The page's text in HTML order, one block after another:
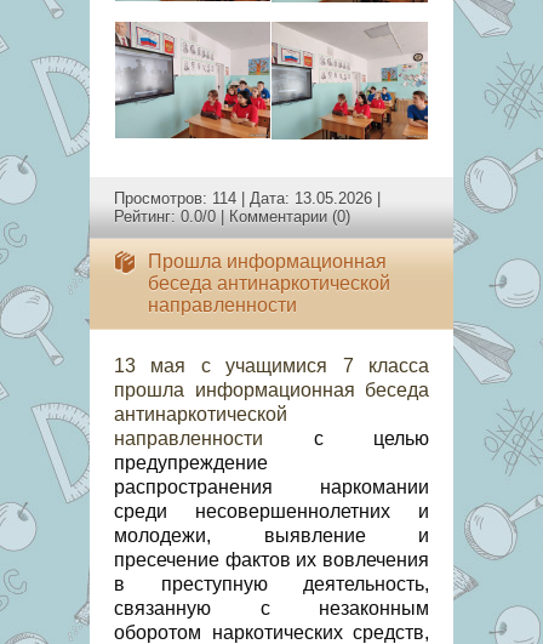
Просмотров: 114 | Дата: 13.05.2026
Рейтинг: 0.0/0 |
Комментарии (0)
Прошла информационная
беседа антинаркотической
направленности
13 мая с учащимися 7 класса
прошла информационная беседа
антинаркотической
направленности с целью
предупреждение
распространения наркомании
среди несовершеннолетних и
молодежи, выявление и
пресечение фактов их вовлечения
в преступную деятельность,
связанную с незаконным
оборотом наркотических средств,